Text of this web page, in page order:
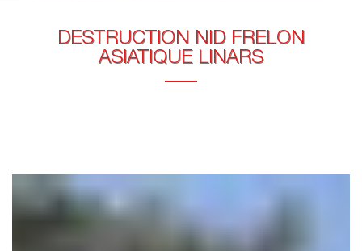
DESTRUCTION NID FRELON
ASIATIQUE LINARS